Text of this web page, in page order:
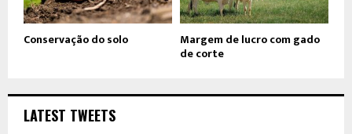
Conservação do solo Margem de lucro com gado
de corte
LATEST TWEETS